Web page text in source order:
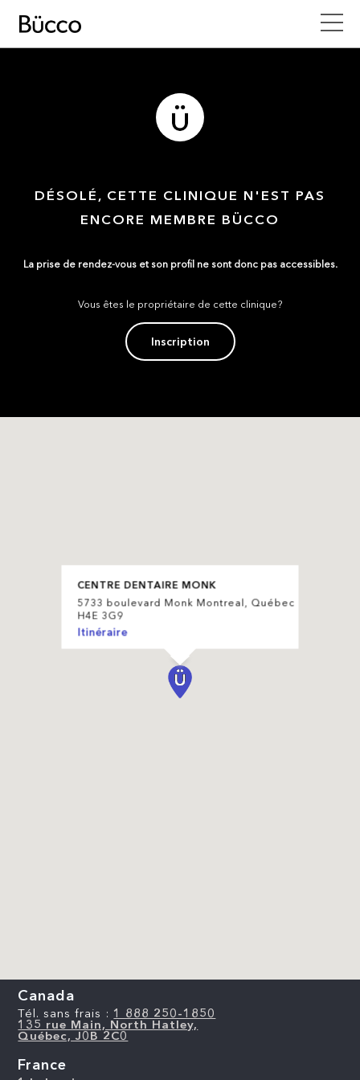
DÉSOLÉ, CETTE CLINIQUE N'EST PAS
ENCORE MEMBRE BÜCCO
La prise de rendez-vous et son profil ne sont donc pas accessibles.
Vous êtes le propriétaire de cette clinique?
Inscription
CENTRE DENTAIRE MONK
5733 boulevard Monk Montreal, Québec
H4E 3G9
Itinéraire
Canada
Tél. sans frais : 1 888 250-1850
135 rue Main, North Hatley,
Québec, J0B 2C0
France